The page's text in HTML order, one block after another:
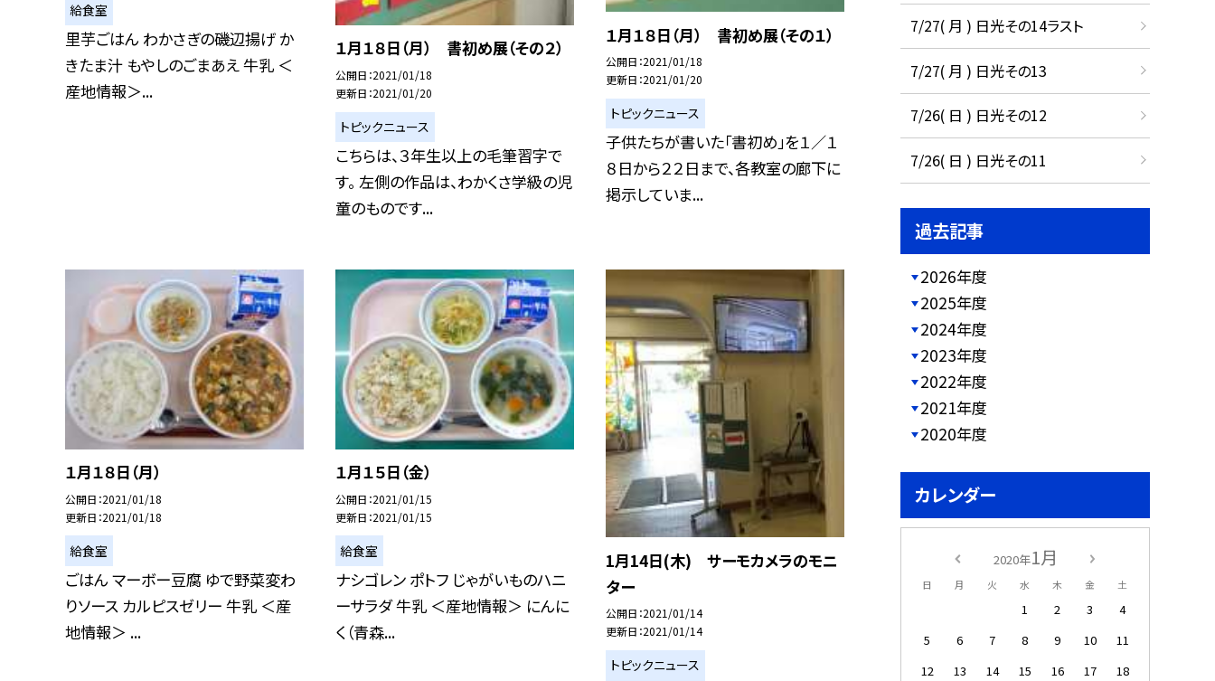
給食室
里芋ごはん わかさぎの磯辺揚げ か
きたま汁 もやしのごまあえ 牛乳 ＜
産地情報＞...
１月１８日（月） 書初め展（その２）
公開日 2021/01/18
更新日 2021/01/20
トピックニュース
こちらは、３年生以上の毛筆習字で
す。 左側の作品は、わかくさ学級の児
童のものです...
１月１８日（月） 書初め展（その１）
公開日 2021/01/18
更新日 2021/01/20
トピックニュース
子供たちが書いた「書初め」を１／１
８日から２２日まで、各教室の廊下に
掲示していま...
１月１８日（月）
公開日 2021/01/18
更新日 2021/01/18
給食室
ごはん マーボー豆腐 ゆで野菜変わ
りソース カルピスゼリー 牛乳 ＜産
地情報＞ ...
１月１５日（金）
公開日 2021/01/15
更新日 2021/01/15
給食室
ナシゴレン ポトフ じゃがいものハニ
ーサラダ 牛乳 ＜産地情報＞ にんに
く（青森...
1月14日(木) サーモカメラのモニ
ター
公開日 2021/01/14
更新日 2021/01/14
トピックニュース
7/27( 月 ) 日光その14ラスト
7/27( 月 ) 日光その13
7/26( 日 ) 日光その12
7/26( 日 ) 日光その11
過去記事
2026年度
2025年度
2024年度
2023年度
2022年度
2021年度
2020年度
カレンダー
2020年1月
日 月 火 水 木 金 土
1 2 3
4
5
6 7 8 9 10
11
12
13 14 15 16 17
18